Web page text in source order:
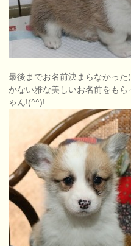
最後までお名前決まらなかっ
かない雅な美しいお名前をも
ゃん!(^^)!